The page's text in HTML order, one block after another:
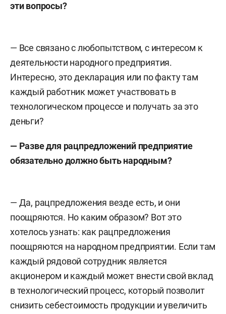
эти вопросы?
— Все связано с любопытством, с интересом к
деятельности народного предприятия.
Интересно, это декларация или по факту там
каждый работник может участвовать в
технологическом процессе и получать за это
деньги?
— Разве для рацпредложений предприятие
обязательно должно быть народным?
— Да, рацпредложения везде есть, и они
поощряются. Но каким образом? Вот это
хотелось узнать: как рацпредложения
поощряются на народном предприятии. Если там
каждый рядовой сотрудник является
акционером и каждый может внести свой вклад
в технологический процесс, который позволит
снизить себестоимость продукции и увеличить